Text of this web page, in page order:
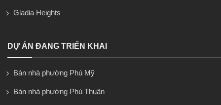
Gladia Heights
DỰ ÁN ĐANG TRIỂN KHAI
Bán nhà phường Phú Mỹ
Bán nhà phường Phú Thuận